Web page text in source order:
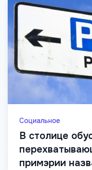
Социальное
В столице
примэрии